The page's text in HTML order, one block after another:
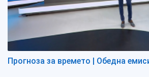
Прогноза за времето | Обедна